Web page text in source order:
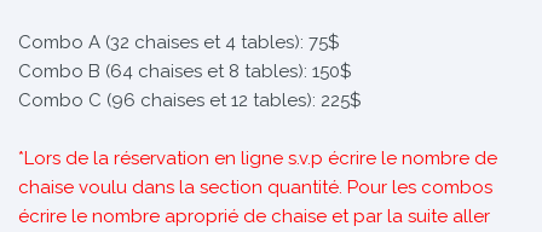
Combo A (32 chaises et 4 tables): 75$
Combo B (64 chaises et 8 tables): 150$
Combo C (96 chaises et 12 tables): 225$
*Lors de la réservation en ligne s.v.p écrire le nombre de
chaise voulu dans la section quantité. Pour les combos
écrire le nombre aproprié de chaise et par la suite aller